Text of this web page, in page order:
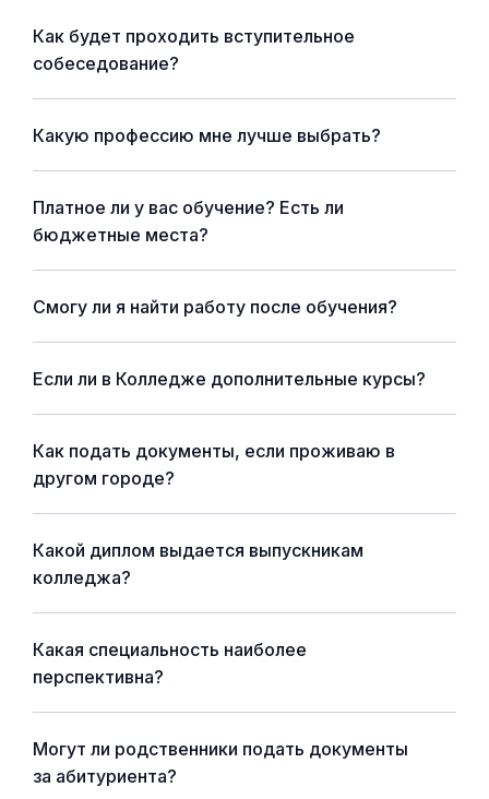
Как будет проходить вступительное
собеседование?
Какую профессию мне лучше выбрать?
Платное ли у вас обучение? Есть ли
бюджетные места?
Смогу ли я найти работу после обучения?
Если ли в Колледже дополнительные курсы?
Как подать документы, если проживаю в
другом городе?
Какой диплом выдается выпускникам
колледжа?
Какая специальность наиболее
перспективна?
Могут ли родственники подать документы
за абитуриента?